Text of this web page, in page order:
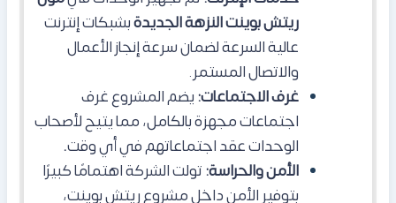
ريتش بوينت النزهة الجديدةبشبكات إنترنت
عالية السرعة لضمان سرعة إنجاز الأعمال
والاتصال المستمر.
غرف الاجتماعات:يضم المشروع غرف
اجتماعات مجهزة بالكامل، مما يتيح لأصحاب
الوحدات عقد اجتماعاتهم في أي وقت.
الأمن والحراسة:تولت الشركة اهتمامًا كبيرًا
بتوفير الأمن داخل مشروع ريتش بوينت،